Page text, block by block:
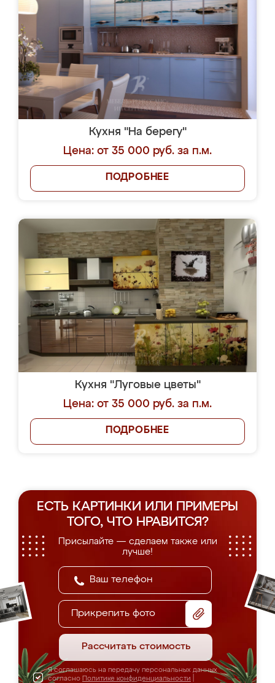
Кухня "На берегу"
Цена: от 35 000 руб. за п.м.
ПОДРОБНЕЕ
Кухня "Луговые цветы"
Цена: от 35 000 руб. за п.м.
ПОДРОБНЕЕ
ЕСТЬ КАРТИНКИ ИЛИ ПРИМЕРЫ
ТОГО, ЧТО НРАВИТСЯ?
Присылайте — сделаем также или
лучше!
Прикрепить фото
Рассчитать стоимость
Я соглашаюсь на передачу персональных данных
согласно Политике конфиденциальности